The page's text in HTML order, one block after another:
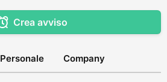
Crea avviso
Personale Company